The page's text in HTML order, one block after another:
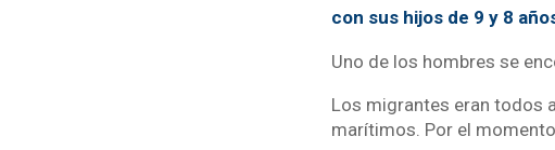
con sus hijos de 9 y 8
Uno de los hombres se
Los migrantes eran todos
marítimos. Por el